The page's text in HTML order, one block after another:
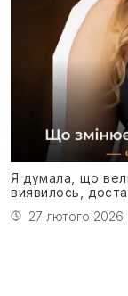
Я думала, що
виявилось,
27 лютого 2026